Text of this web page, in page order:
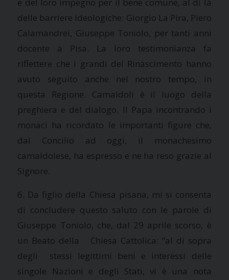
e del loro impegno per il bene comune, al di là
delle barriere ideologiche: Giorgio La Pira, Piero
Calamandrei, Giuseppe Toniolo, per tanti anni
docente a Pisa. La loro testimonianza fa
riflettere che i grandi del Rinascimento hanno
avuto seguito anche nel nostro tempo, in
questa Regione. Camaldoli è il luogo della
preghiera e del dialogo. Il Papa incontrando i
monaci ha ricordato le importanti figure che,
dal Concilio ad oggi, il monachesimo
camaldolese, ha espresso e ne ha reso grazie al
Signore.
6. Da figlio della Chiesa pisana, mi si consenta
di concludere questo saluto con le parole di
Giuseppe Toniolo, che, dal 29 aprile scorso, è
un Beato della Chiesa Cattolica: “al di sopra
degli stessi legittimi beni e interessi delle
singole Nazioni e degli Stati, vi è una nota